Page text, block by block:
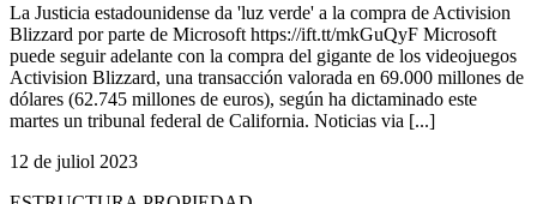
La Justicia estadounidense da 'luz verde' a la compra de Activision
Blizzard por parte de Microsoft https://ift.tt/mkGuQyF Microsoft
puede seguir adelante con la compra del gigante de los videojuegos
Activision Blizzard, una transacción valorada en 69.000 millones de
dólares (62.745 millones de euros), según ha dictaminado este
martes un tribunal federal de California. Noticias via [...]
12 de juliol 2023